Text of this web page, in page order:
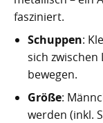
Zwischen
Legenden,
fasziniert.
Schuppen:
sich zwischen
bewegen.
Größe:
werden (inkl.